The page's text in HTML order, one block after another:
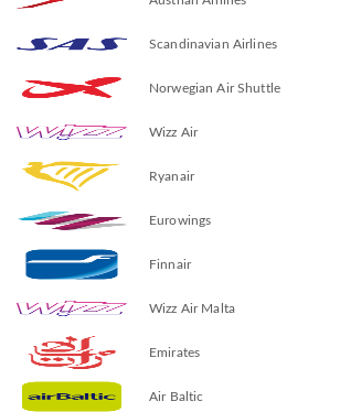
Scandinavian Airlines
Norwegian Air Shuttle
Wizz Air
Ryanair
Eurowings
Finnair
Wizz Air Malta
Emirates
Air Baltic